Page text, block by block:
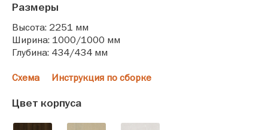
Размеры
Высота: 2251 мм
Ширина: 1000/1000 мм
Глубина: 434/434 мм
Схема Инструкция по сборке
Цвет корпуса